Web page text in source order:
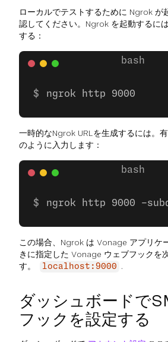
ローカルでテストするために Ngrok が
認してください。Ngrok を起動するに
する：
ngrok http 9000
一時的なNgrok URLを生成するには。
のように入力します：
ngrok http 9000 -
この場合、Ngrok は Vonage アプリケ
きに指定した Vonage ウェブフックを
す。
localhost:9000 .
ダッシュボードで
フックを設定する